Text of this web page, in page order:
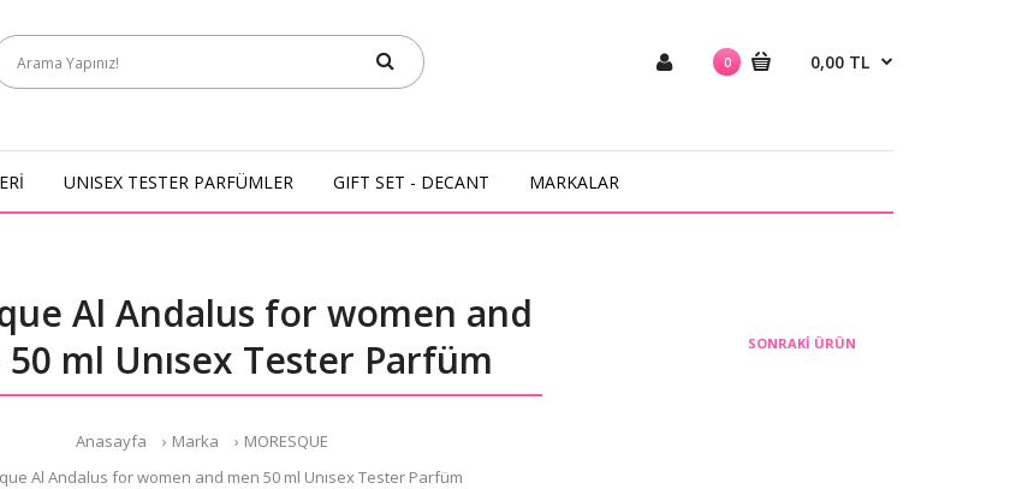
0 0,00 TL
UNISEX TESTER PARFÜMLER GIFT SET - DECANT MARKALAR
Al Andalus for women and
ml Unısex Tester Parfüm
Anasayfa Marka
MORESQUE
Al Andalus for women and men 50 ml Unısex Tester Parfüm
SONRAKI ÜRÜN